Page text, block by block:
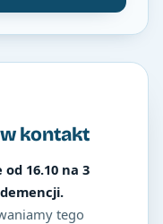
kontakt
16.10 na 3
tego